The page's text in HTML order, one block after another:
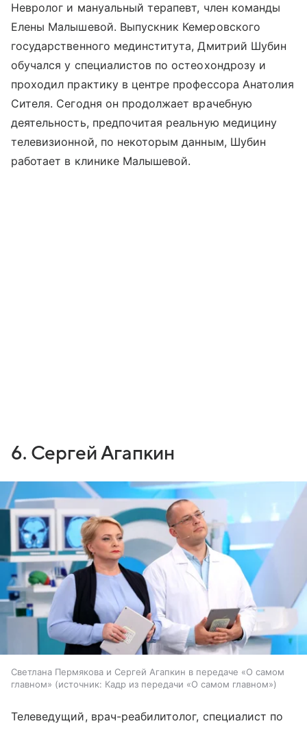
Невролог и мануальный терапевт, член команды
Елены Малышевой. Выпускник Кемеровского
государственного мединститута, Дмитрий Шубин
обучался у специалистов по остеохондрозу и
проходил практику в центре профессора Анатолия
Сителя. Сегодня он продолжает врачебную
деятельность, предпочитая реальную медицину
телевизионной, по некоторым данным, Шубин
работает в клинике Малышевой.
6. Сергей Агапкин
Светлана Пермякова и Сергей Агапкин в передаче «О самом
главном»
источник: Кадр из передачи «О самом главном»
Телеведущий, врач-реабилитолог, специалист по